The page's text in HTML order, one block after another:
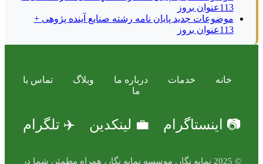
113عنوان بروز
موضوعات جدید پایان نامه رشته صنایع آینده پژوهی +
113عنوان بروز
خانه خدمات درباره ما وبلاگ
تماس با
ما
📷 اینستاگرام 💼 لینکدین ✈️ تلگرام
© 2025 نمایه نگار. موسسه نمایه نگار، همراه مطمئن شما در